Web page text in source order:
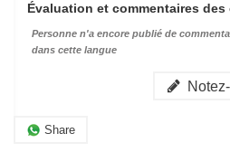
Évaluation et commentaires des
Personne n'a encore publié de
dans cette langue
Share